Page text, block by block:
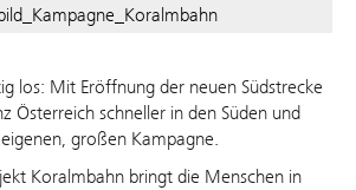
los: Mit Eröffnung der neuen Südstrecke
Österreich schneller in den Süden und
großen Kampagne.
Koralmbahn bringt die Menschen in